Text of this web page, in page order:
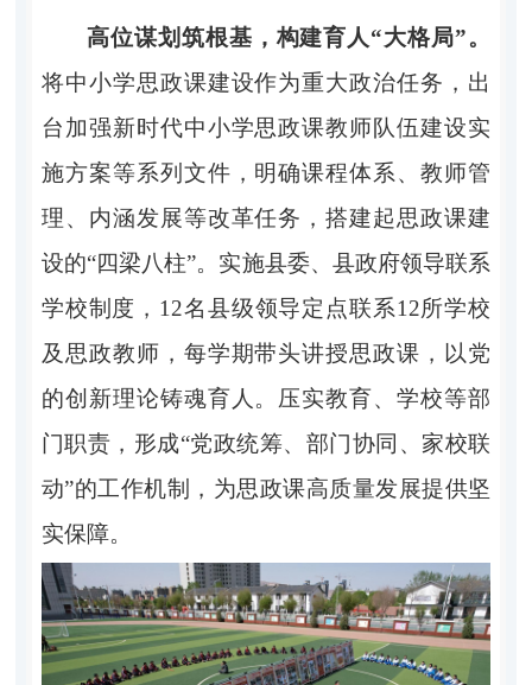
高位谋划筑根基，构建育人“大格局”。
将中小学思政课建设作为重大政治任务，出
台加强新时代中小学思政课教师队伍建设实
施方案等系列文件，明确课程体系、教师管
理、内涵发展等改革任务，搭建起思政课建
设的“四梁八柱”。实施县委、县政府领导联系
学校制度，12名县级领导定点联系12所学校
及思政教师，每学期带头讲授思政课，以党
的创新理论铸魂育人。压实教育、学校等部
门职责，形成“党政统筹、部门协同、家校联
动”的工作机制，为思政课高质量发展提供坚
实保障。